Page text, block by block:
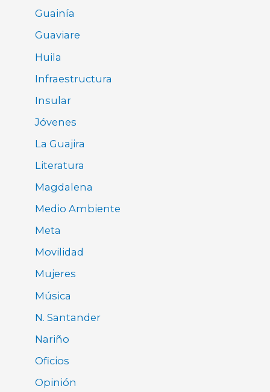
Guainía
Guaviare
Huila
Infraestructura
Insular
Jóvenes
La Guajira
Literatura
Magdalena
Medio Ambiente
Meta
Movilidad
Mujeres
Música
N. Santander
Nariño
Oficios
Opinión